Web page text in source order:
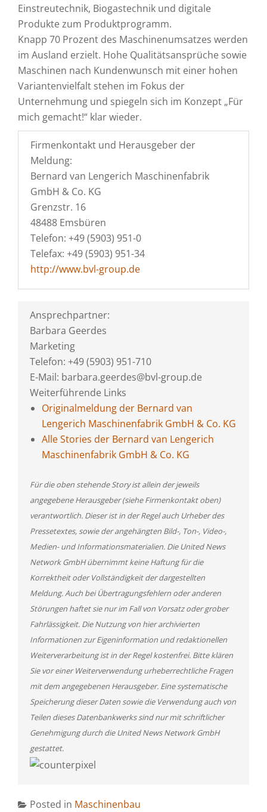
Einstreutechnik, Biogastechnik und digitale
Produkte zum Produktprogramm.
Knapp 70 Prozent des Maschinenumsatzes werden
im Ausland erzielt. Hohe Qualitätsansprüche sowie
Maschinen nach Kundenwunsch mit einer hohen
Variantenvielfalt stehen im Fokus der
Unternehmung und spiegeln sich im Konzept „Für
mich gemacht!“ klar wieder.
Firmenkontakt und Herausgeber der
Meldung:
Bernard van Lengerich Maschinenfabrik
GmbH & Co. KG
Grenzstr. 16
48488 Emsbüren
Telefon: +49 (5903) 951-0
Telefax: +49 (5903) 951-34
http://www.bvl-group.de
Ansprechpartner:
Barbara Geerdes
Marketing
Telefon: +49 (5903) 951-710
E-Mail: barbara.geerdes@bvl-group.de
Weiterführende Links
Originalmeldung der Bernard van
Lengerich Maschinenfabrik GmbH & Co. KG
Alle Stories der Bernard van Lengerich
Maschinenfabrik GmbH & Co. KG
Für die oben stehende Story ist allein der jeweils
angegebene Herausgeber (siehe Firmenkontakt oben)
verantwortlich. Dieser ist in der Regel auch Urheber des
Pressetextes, sowie der angehängten Bild-, Ton-, Video-,
Medien- und Informationsmaterialien. Die United News
Network GmbH übernimmt keine Haftung für die
Korrektheit oder Vollständigkeit der dargestellten
Meldung. Auch bei Übertragungsfehlern oder anderen
Störungen haftet sie nur im Fall von Vorsatz oder grober
Fahrlässigkeit. Die Nutzung von hier archivierten
Informationen zur Eigeninformation und redaktionellen
Weiterverarbeitung ist in der Regel kostenfrei. Bitte klären
Sie vor einer Weiterverwendung urheberrechtliche Fragen
mit dem angegebenen Herausgeber. Eine systematische
Speicherung dieser Daten sowie die Verwendung auch von
Teilen dieses Datenbankwerks sind nur mit schriftlicher
Genehmigung durch die United News Network GmbH
gestattet.
Posted in Maschinenbau